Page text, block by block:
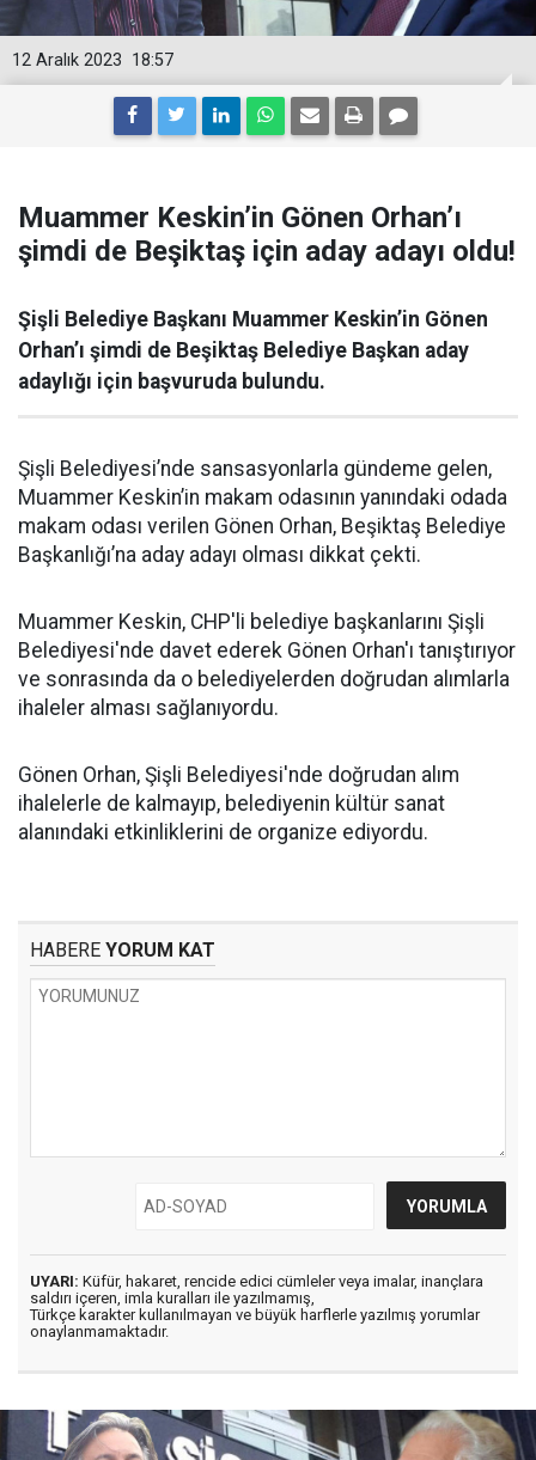
18:57
12 Aralık 2023
Muammer Keskin’in Gönen Orhan’ı
şimdi de Beşiktaş için aday adayı oldu!
Şişli Belediye Başkanı Muammer Keskin’in Gönen
Orhan’ı şimdi de Beşiktaş Belediye Başkan aday
adaylığı için başvuruda bulundu.
Şişli Belediyesi’nde sansasyonlarla gündeme gelen,
Muammer Keskin’in makam odasının yanındaki odada
makam odası verilen Gönen Orhan, Beşiktaş Belediye
Başkanlığı’na aday adayı olması dikkat çekti.
Muammer Keskin, CHP'li belediye başkanlarını Şişli
Belediyesi'nde davet ederek Gönen Orhan'ı tanıştırıyor
ve sonrasında da o belediyelerden doğrudan alımlarla
ihaleler alması sağlanıyordu.
Gönen Orhan, Şişli Belediyesi'nde doğrudan alım
ihalelerle de kalmayıp, belediyenin kültür sanat
alanındaki etkinliklerini de organize ediyordu.
HABERE YORUM KAT
UYARI: Küfür, hakaret, rencide edici cümleler veya imalar, inançlara
saldırı içeren, imla kuralları ile yazılmamış,
Türkçe karakter kullanılmayan ve büyük harflerle yazılmış yorumlar
onaylanmamaktadır.